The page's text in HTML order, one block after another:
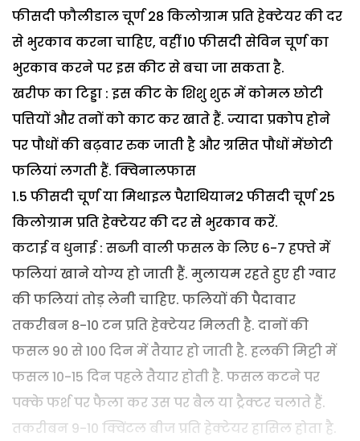
फीसदी फौलीडाल चूर्ण 28 किलोग्राम प्रति हेक्टेयर की दर
से भुरकाव करना चाहिए, वहीं 10 फीसदी सेविन चूर्ण का
भुरकाव करने पर इस कीट से बचा जा सकता है.
खरीफ का टिड्डा : इस कीट के शिशु शुरू में कोमल छोटी
पत्तियों और तनों को काट कर खाते हैं. ज्यादा प्रकोप होने
पर पौधों की बढ़वार रुक जाती है और ग्रसित पौधों मेंछोटी
फलियां लगती हैं. क्विनालफास
1.5 फीसदी चूर्ण या मिथाइल पैराथियान2 फीसदी चूर्ण 25
किलोग्राम प्रति हेक्टेयर की दर से भुरकाव करें.
कटाई व धुनाई : सब्जी वाली फसल के लिए 6-7 हफ्ते में
फलियां खाने योग्य हो जाती हैं. मुलायम रहते हुए ही ग्वार
की फलियां तोड़ लेनी चाहिए. फलियों की पैदावार
तकरीबन 8-10 टन प्रति हेक्टेयर मिलती है. दानों की
फसल 90 से 100 दिन में तैयार हो जाती है. हलकी मिट्टी में
फसल 10-15 दिन पहले तैयार होती है. फसल कटने पर
पक्के फर्श पर फैला कर उस पर बैल या ट्रैक्टर चलाते हैं.
तकरीबन 9-10 क्विंटल बीज प्रति हेक्टेयर हासिल होता है.